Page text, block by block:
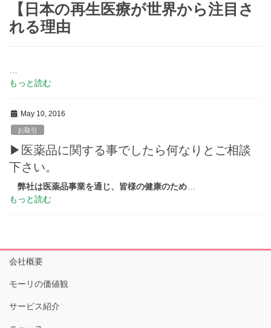
【日本の再生医療が世界から注目さ
れる理由
…
もっと読む
May 10, 2016
お取引
▶医薬品に関する事でしたら何なりとご相談
下さい。
弊社は医薬品事業を通じ、皆様の健康のため
もっと読む
会社概要
モーリの価値観
サービス紹介